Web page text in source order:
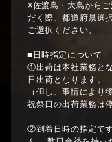
※佐渡島・大島から
だく際、都道府県選
ご選択ください。
■日時指定について
①出荷は本社業務と
日出荷となります。
（但し、事情により
祝祭日の出荷業務は
②到着日時の指定で